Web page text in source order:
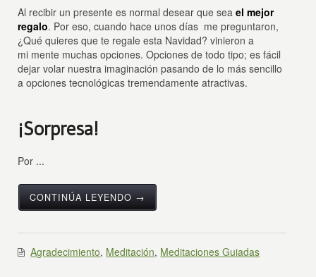
Al recibir un presente es normal desear que seael mejor
regalo. Por eso, cuando hace unos días me preguntaron,
¿Qué quieres que te regale esta Navidad? vinieron a
mi mente muchas opciones. Opciones de todo tipo; es fácil
dejar volar nuestra imaginación pasando de lo más sencillo
a opciones tecnológicas tremendamente atractivas.
¡Sorpresa!
Por ...
CONTINÚA LEYENDO →
Agradecimiento, Meditación, Meditaciones Guiadas